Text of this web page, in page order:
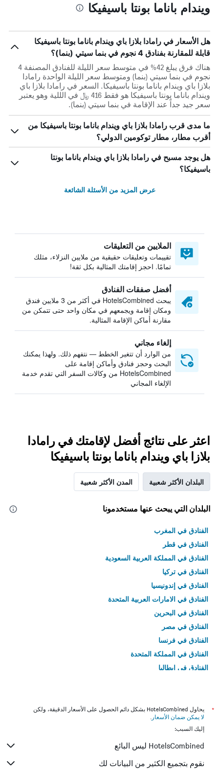
ويندام باناما بونتا باسيفيكا
هل الأسعار في رامادا بلازا باي ويندام باناما بونتا باسيفيكا
قابلة للمقارنة بفنادق 4 نجوم في بنما سيتي (بنما)؟
هناك فرق يبلغ 42% في متوسط ​​سعر الليلة للفنادق المصنفة 4
نجوم في بنما سيتي (بنما) ومتوسط ​​سعر الليلة الواحدة رامادا
بلازا باي ويندام باناما بونتا باسيفيكا. السعر في رامادا بلازا باي
ويندام باناما بونتا باسيفيكا هو فقط 416 ﷼ في الللية وهو يعتبر
سعر جيد جداً عند الإقامة في بنما سيتي (بنما).
ما مدى قرب رامادا بلازا باي ويندام باناما بونتا باسيفيكا من
أقرب مطار، مطار توكومين الدولي؟
هل يوجد مسبح في رامادا بلازا باي ويندام باناما بونتا
باسيفيكا؟
عرض المزيد من الأسئلة الشائعة
الملايين من التعليقات
تقييمات وتعليقات حقيقية من ملايين النزلاء، مثلك
تمامًا. احجز إقامتك المثالية بكل ثقة!
أفضل صفقات الفنادق
يبحث HotelsCombined في أكثر من 3 ملايين فندق
ومكان إقامة ويجمعهم في مكان واحد حتى تتمكن من
مقارنة أماكن الإقامة المثالية.
إلغاء مجاني
من الوارد أن تتغير الخطط — نتفهم ذلك. ولهذا يمكنك
البحث وحجز فنادق وأماكن إقامة على
HotelsCombined من وكالات السفر التي تقدم خدمة
الإلغاء المجاني
اعثر على نتائج أفضل لإقامتك في رامادا
بلازا باي ويندام باناما بونتا باسيفيكا
البلدان الأكثر شعبية المدن الأكثر شعبية
البلدان التي يبحث عنها مستخدمونا
الفنادق في المغرب
الفنادق في قطر
الفنادق في المملكة العربية السعودية
الفنادق في تركيا
الفنادق في إندونيسيا
الفنادق في الامارات العربية المتحدة
الفنادق في البحرين
الفنادق في مصر
الفنادق في فرنسا
الفنادق في المملكة المتحدة
الفنادق في إيطاليا
*
يحاول HotelsCombined بشكل دائم الحصول على الأسعار الدقيقة، ولكن
لا يمكن ضمان الأسعار .
إليك السبب:
HotelsCombined ليس البائع
نقوم بتجميع الكثير من البيانات لك